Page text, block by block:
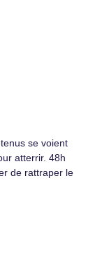
se voient
atterrir. 48h
de rattraper le